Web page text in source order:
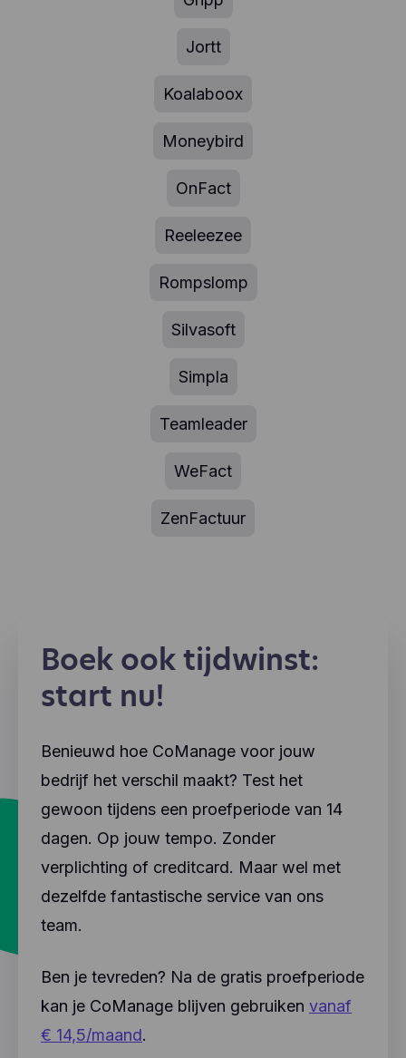
Jortt
Koalaboox
Moneybird
OnFact
Reeleezee
Rompslomp
Silvasoft
Simpla
Teamleader
WeFact
ZenFactuur
Boek ook tijdwinst:
start nu!
Benieuwd hoe CoManage voor jouw
bedrijf het verschil maakt? Test het
gewoon tijdens een proefperiode van 14
dagen. Op jouw tempo. Zonder
verplichting of creditcard. Maar wel met
dezelfde fantastische service van ons
team.
Ben je tevreden? Na de gratis proefperiode
kan je CoManage blijven gebruiken vanaf
€ 14,5/maand.